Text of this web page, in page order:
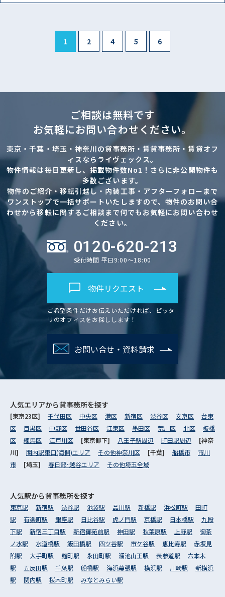
1 2 4 5 6
ご相談は無料です
お気軽にお問い合わせください。
東京・千葉・埼玉・神奈川の貸事務所・賃貸事務所・賃貸オフ
ィスならライヴェックス。
物件情報は毎日更新し、掲載物件数No1！さらに非公開物件も
多数ございます。
物件のご紹介・移転引越し・内装工事・アフターフォローまで
ワンストップで一括サポートいたしますので、物件のお問い合
わせから移転に関するご相談まで何でもお気軽にお問い合わせ
ください。
0120-620-213
受付時間 平日9:00～18:00
物件リクエスト
ご希望条件だけお伝えいただければ、ピッタ
リのオフィスをお探しします！
お問い合せ・資料請求
人気エリアから貸事務所を探す
[東京23区] 千代田区 中央区 港区 新宿区 渋谷区 文京区
台東
区
目黒区 中野区 世田谷区 江東区 墨田区 荒川区 北区
板橋
区
練馬区 江戸川区 [東京都下] 八王子駅周辺 町田駅周辺
[神奈
川] 関内駅東口(海側)エリア その他神奈川区 [千葉] 船橋市
市川
市
[埼玉] 春日部･越谷エリア その他埼玉全域
人気駅から貸事務所を探す
東京駅 新宿駅 渋谷駅 池袋駅 品川駅 新橋駅 浜松町駅
田町
駅
有楽町駅 銀座駅 日比谷駅 虎ノ門駅 京橋駅 日本橋駅
九段
下駅
新宿三丁目駅 新宿御苑前駅 神田駅 秋葉原駅 上野駅
御茶
ノ水駅
水道橋駅 飯田橋駅 四ツ谷駅 市ケ谷駅 恵比寿駅
赤坂見
附駅
大手町駅 麹町駅 永田町駅 溜池山王駅 表参道駅
六本木
駅
五反田駅 千葉駅 船橋駅 海浜幕張駅 横浜駅 川崎駅
新横浜
駅
関内駅 桜木町駅 みなとみらい駅